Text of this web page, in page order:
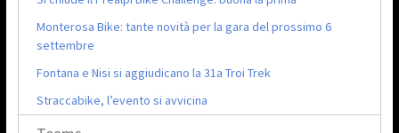
Monterosa Bike: tante novità per la gara del prossimo 6
settembre
Fontana e Nisi si aggiudicano la 31a Troi Trek
Straccabike, l’evento si avvicina